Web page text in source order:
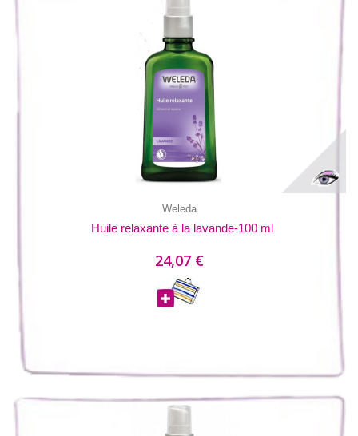
Weleda
Huile relaxante à la lavande-100 ml
24,07 €